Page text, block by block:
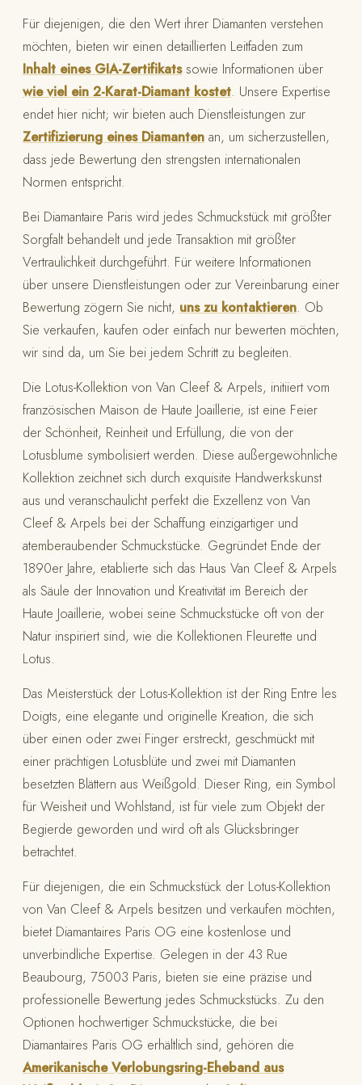
Für diejenigen, die den Wert ihrer Diamanten verstehen
möchten, bieten wir einen detaillierten Leitfaden zum
Inhalt eines GIA-Zertifikatssowie Informationen über
wie viel ein 2-Karat-Diamant kostet. Unsere Expertise
endet hier nicht; wir bieten auch Dienstleistungen zur
Zertifizierung eines Diamanten an, um sicherzustellen,
dass jede Bewertung den strengsten internationalen
Normen entspricht.
Bei Diamantaire Paris wird jedes Schmuckstück mit größter
Sorgfalt behandelt und jede Transaktion mit größter
Vertraulichkeit durchgeführt. Für weitere Informationen
über unsere Dienstleistungen oder zur Vereinbarung einer
Bewertung zögern Sie nicht, uns zu kontaktieren. Ob
Sie verkaufen, kaufen oder einfach nur bewerten möchten,
wir sind da, um Sie bei jedem Schritt zu begleiten.
Die Lotus-Kollektion von Van Cleef & Arpels, initiiert vom
französischen Maison de Haute Joaillerie, ist eine Feier
der Schönheit, Reinheit und Erfüllung, die von der
Lotusblume symbolisiert werden. Diese außergewöhnliche
Kollektion zeichnet sich durch exquisite Handwerkskunst
aus und veranschaulicht perfekt die Exzellenz von Van
Cleef & Arpels bei der Schaffung einzigartiger und
atemberaubender Schmuckstücke. Gegründet Ende der
1890er Jahre, etablierte sich das Haus Van Cleef & Arpels
als Säule der Innovation und Kreativität im Bereich der
Haute Joaillerie, wobei seine Schmuckstücke oft von der
Natur inspiriert sind, wie die Kollektionen Fleurette und
Lotus.
Das Meisterstück der Lotus-Kollektion ist der Ring Entre les
Doigts, eine elegante und originelle Kreation, die sich
über einen oder zwei Finger erstreckt, geschmückt mit
einer prächtigen Lotusblüte und zwei mit Diamanten
besetzten Blättern aus Weißgold. Dieser Ring, ein Symbol
für Weisheit und Wohlstand, ist für viele zum Objekt der
Begierde geworden und wird oft als Glücksbringer
betrachtet.
Für diejenigen, die ein Schmuckstück der Lotus-Kollektion
von Van Cleef & Arpels besitzen und verkaufen möchten,
bietet Diamantaires Paris OG eine kostenlose und
unverbindliche Expertise. Gelegen in der 43 Rue
Beaubourg, 75003 Paris, bieten sie eine präzise und
professionelle Bewertung jedes Schmuckstücks. Zu den
Optionen hochwertiger Schmuckstücke, die bei
Diamantaires Paris OG erhältlich sind, gehören die
Amerikanische Verlobungsring-Eheband aus